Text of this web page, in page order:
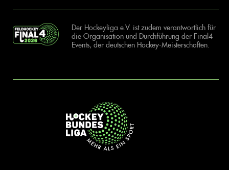
Der Hockeyliga e.V. ist zudem verantwortlich für
die Organisation und Durchführung der Final4
Events, der deutschen Hockey-Meisterschaften.